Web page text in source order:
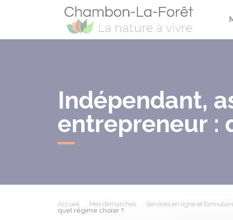
Indépendant,
entrepreneur :
Accueil Mes démarches Services en ligne et
quel régime choisir ?